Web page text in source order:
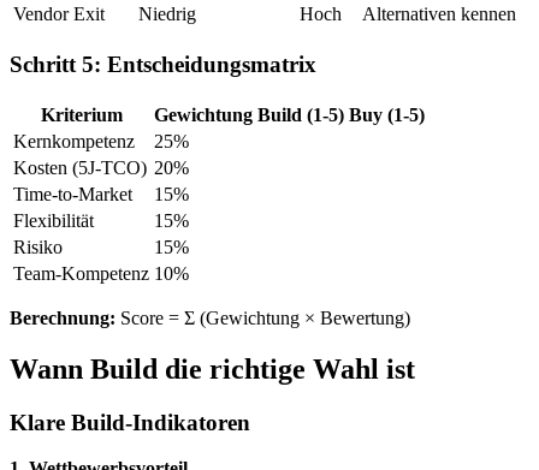
Vendor Exit
Niedrig Hoch Alternativen kennen
Schritt 5: Entscheidungsmatrix
Kriterium Gewichtung Build (1-5) Buy (1-5)
Kernkompetenz
25%
Kosten (5J-TCO) 20%
Time-to-Market
15%
Flexibilität
15%
Risiko
15%
Team-Kompetenz 10%
Berechnung: Score = Σ (Gewichtung × Bewertung)
Wann Build die richtige Wahl ist
Klare Build-Indikatoren